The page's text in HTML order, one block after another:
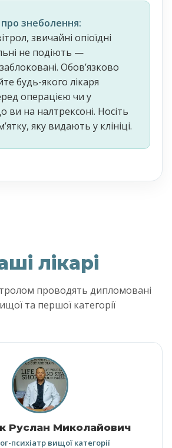
знеболення:
звичайні опіоїдні
не подіють —
Обовʼязково
будь-якого лікаря
операцією чи у
ви на налтрексоні. Носіть
яку видають у клініці.
лікарі
проводять дипломовані
та першої категорії
Руслан Миколайович
психіатр вищої категорії